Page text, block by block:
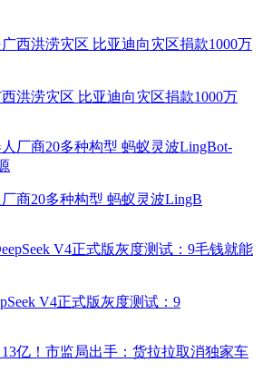
洪涝灾区 比亚迪向灾区捐款1000万
商20多种构型 蚂蚁灵波LingB
V4正式版灰度测试：9